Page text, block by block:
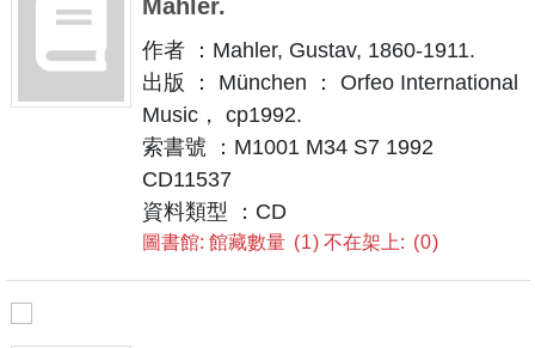
Mahler.
作者 ：Mahler, Gustav, 1860-1911.
出版 ： München ： Orfeo International
Music， cp1992.
索書號 ：M1001 M34 S7 1992
CD11537
資料類型 ：CD
圖書館: 館藏數量 1 不在架上: 0